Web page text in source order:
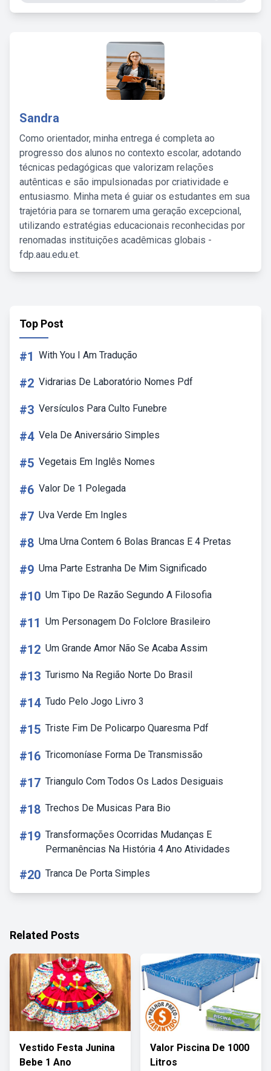
Sandra
Como orientador, minha entrega é completa ao
progresso dos alunos no contexto escolar, adotando
técnicas pedagógicas que valorizam relações
autênticas e são impulsionadas por criatividade e
entusiasmo. Minha meta é guiar os estudantes em sua
trajetória para se tornarem uma geração excepcional,
utilizando estratégias educacionais reconhecidas por
renomadas instituições acadêmicas globais -
fdp.aau.edu.et.
Top Post
#1 With You I Am Tradução
#2 Vidrarias De Laboratório Nomes Pdf
#3 Versículos Para Culto Funebre
#4 Vela De Aniversário Simples
#5 Vegetais Em Inglês Nomes
#6 Valor De 1 Polegada
#7 Uva Verde Em Ingles
#8 Uma Urna Contem 6 Bolas Brancas E 4 Pretas
#9 Uma Parte Estranha De Mim Significado
#10 Um Tipo De Razão Segundo A Filosofia
#11 Um Personagem Do Folclore Brasileiro
#12 Um Grande Amor Não Se Acaba Assim
#13 Turismo Na Região Norte Do Brasil
#14 Tudo Pelo Jogo Livro 3
#15 Triste Fim De Policarpo Quaresma Pdf
#16 Tricomoníase Forma De Transmissão
#17 Triangulo Com Todos Os Lados Desiguais
#18 Trechos De Musicas Para Bio
#19 Transformações Ocorridas Mudanças E
Permanências Na História 4 Ano Atividades
#20 Tranca De Porta Simples
Related Posts
Vestido Festa Junina
Bebe 1 Ano
Valor Piscina De 1000
Litros